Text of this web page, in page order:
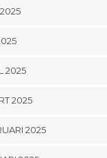
2025
2025
2025